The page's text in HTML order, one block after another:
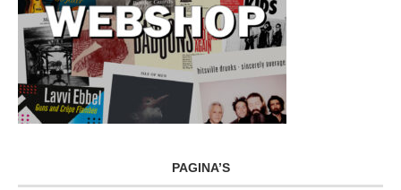
PAGINA’S